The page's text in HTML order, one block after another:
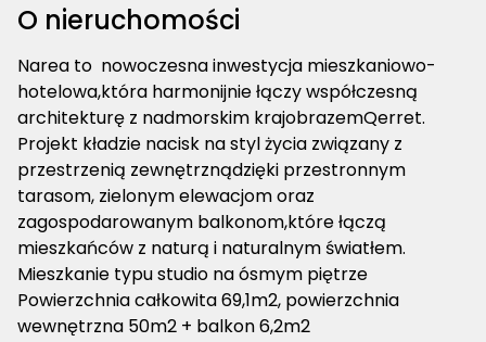
O nieruchomości
Narea to nowoczesna inwestycja mieszkaniowo-
hotelowa,która harmonijnie łączy współczesną
architekturę z nadmorskim krajobrazemQerret.
Projekt kładzie nacisk na styl życia związany z
przestrzenią zewnętrznądzięki przestronnym
tarasom, zielonym elewacjom oraz
zagospodarowanym balkonom,które łączą
mieszkańców z naturą i naturalnym światłem.
Mieszkanie typu studio na ósmym piętrze
Powierzchnia całkowita 69,1m2, powierzchnia
wewnętrzna 50m2 + balkon 6,2m2